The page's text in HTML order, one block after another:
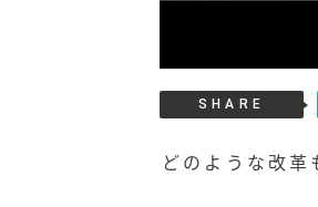
SHARE
どのような改革